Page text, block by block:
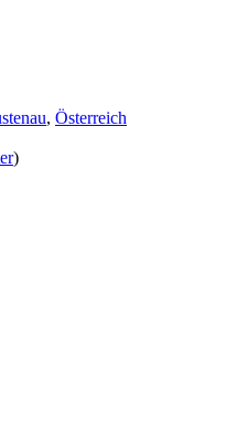
, Österreich
)